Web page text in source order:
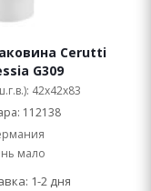
Cerutti
G309
42x42x83
112138
мало
1-2 дня